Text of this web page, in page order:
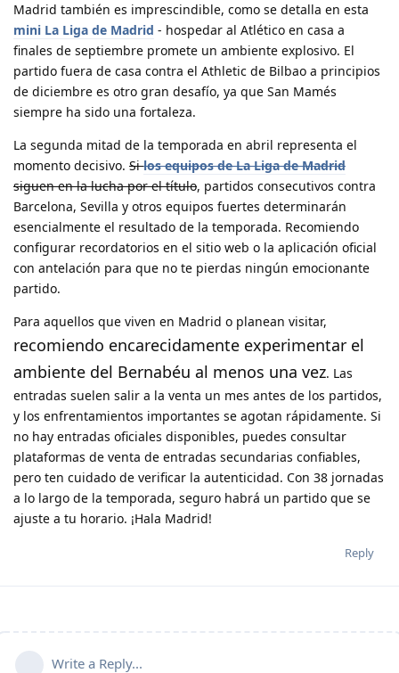
Madrid también es imprescindible, como se detalla en esta
mini La Liga de Madrid - hospedar al Atlético en casa a
finales de septiembre promete un ambiente explosivo. El
partido fuera de casa contra el Athletic de Bilbao a principios
de diciembre es otro gran desafío, ya que San Mamés
siempre ha sido una fortaleza.
La segunda mitad de la temporada en abril representa el
momento decisivo. Silos equipos de La Liga de Madrid
siguen en la lucha por el título, partidos consecutivos contra
Barcelona, Sevilla y otros equipos fuertes determinarán
esencialmente el resultado de la temporada. Recomiendo
configurar recordatorios en el sitio web o la aplicación oficial
con antelación para que no te pierdas ningún emocionante
partido.
Para aquellos que viven en Madrid o planean visitar,
recomiendo encarecidamente experimentar el
ambiente del Bernabéu al menos una vez. Las
entradas suelen salir a la venta un mes antes de los partidos,
y los enfrentamientos importantes se agotan rápidamente. Si
no hay entradas oficiales disponibles, puedes consultar
plataformas de venta de entradas secundarias confiables,
pero ten cuidado de verificar la autenticidad. Con 38 jornadas
a lo largo de la temporada, seguro habrá un partido que se
ajuste a tu horario. ¡Hala Madrid!
Reply
Write a Reply...